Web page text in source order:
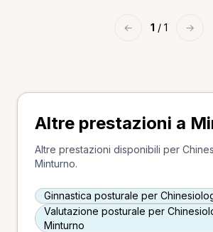
← 1 / 1 →
Altre prestazioni a
Altre prestazioni disponibili per
Minturno.
Ginnastica posturale per
Valutazione posturale per
Minturno